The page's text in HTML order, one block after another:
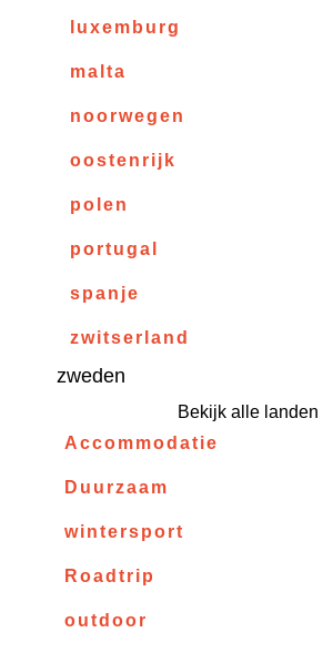
luxemburg
malta
noorwegen
oostenrijk
polen
portugal
spanje
zwitserland
zweden
Bekijk alle landen
Accommodatie
Duurzaam
wintersport
Roadtrip
outdoor